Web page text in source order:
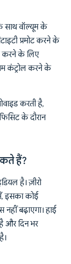
वॉल्यूम के
प्रमोट करने के
के लिए
कंट्रोल करने के
करती है,
के दौरान
हैं?
है। ज़ीरो
में, इसका कोई
बढ़ाएगा। हाई
और दिन भर